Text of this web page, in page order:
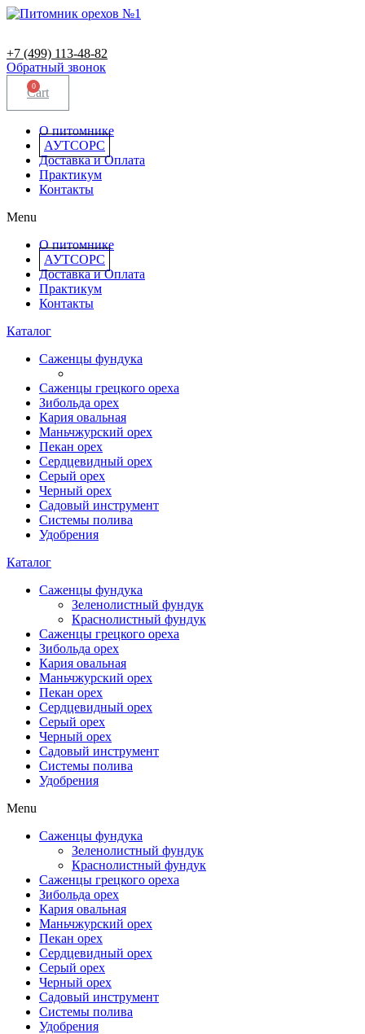
+7 (499) 113-48-82
Обратный звонок
0
Cart
О питомнике
АУТСОРС
Доставка и Оплата
Практикум
Контакты
Menu
О питомнике
АУТСОРС
Доставка и Оплата
Практикум
Контакты
Каталог
Саженцы фундука
Саженцы грецкого ореха
Зибольда орех
Кария овальная
Маньчжурский орех
Пекан орех
Сердцевидный орех
Серый орех
Черный орех
Садовый инструмент
Системы полива
Удобрения
Каталог
Саженцы фундука
Зеленолистный фундук
Краснолистный фундук
Саженцы грецкого ореха
Зибольда орех
Кария овальная
Маньчжурский орех
Пекан орех
Сердцевидный орех
Серый орех
Черный орех
Садовый инструмент
Системы полива
Удобрения
Menu
Саженцы фундука
Зеленолистный фундук
Краснолистный фундук
Саженцы грецкого ореха
Зибольда орех
Кария овальная
Маньчжурский орех
Пекан орех
Сердцевидный орех
Серый орех
Черный орех
Садовый инструмент
Системы полива
Удобрения